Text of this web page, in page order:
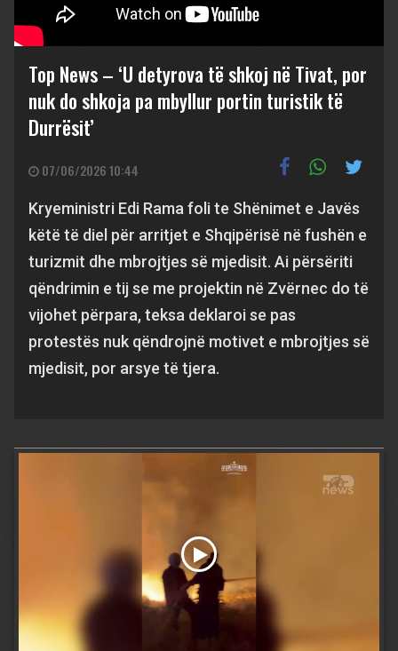
Top News – ‘U detyrova të shkoj në Tivat, por
nuk do shkoja pa mbyllur portin turistik të
Durrësit’
07/06/2026 10:44
Kryeministri Edi Rama foli te Shënimet e Javës
këtë të diel për arritjet e Shqipërisë në fushën e
turizmit dhe mbrojtjes së mjedisit. Ai përsëriti
qëndrimin e tij se me projektin në Zvërnec do të
vijohet përpara, teksa deklaroi se pas
protestës nuk qëndrojnë motivet e mbrojtjes së
mjedisit, por arsye të tjera.